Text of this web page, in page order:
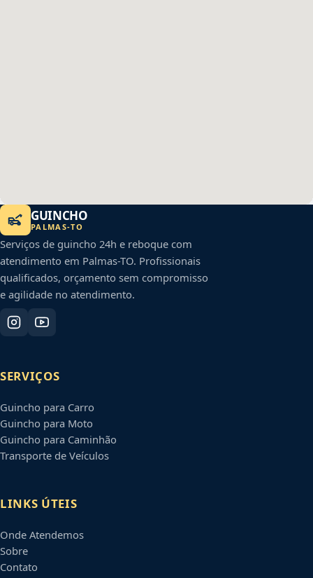
GUINCHO
PALMAS-TO
Serviços de guincho 24h e reboque com
atendimento em Palmas-TO. Profissionais
qualificados, orçamento sem compromisso
e agilidade no atendimento.
SERVIÇOS
Guincho para Carro
Guincho para Moto
Guincho para Caminhão
Transporte de Veículos
LINKS ÚTEIS
Onde Atendemos
Sobre
Contato